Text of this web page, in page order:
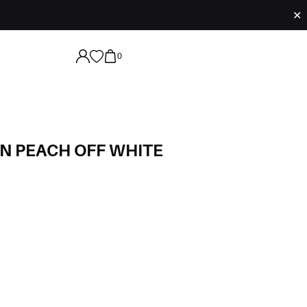
✕
0
PEACH OFF WHITE